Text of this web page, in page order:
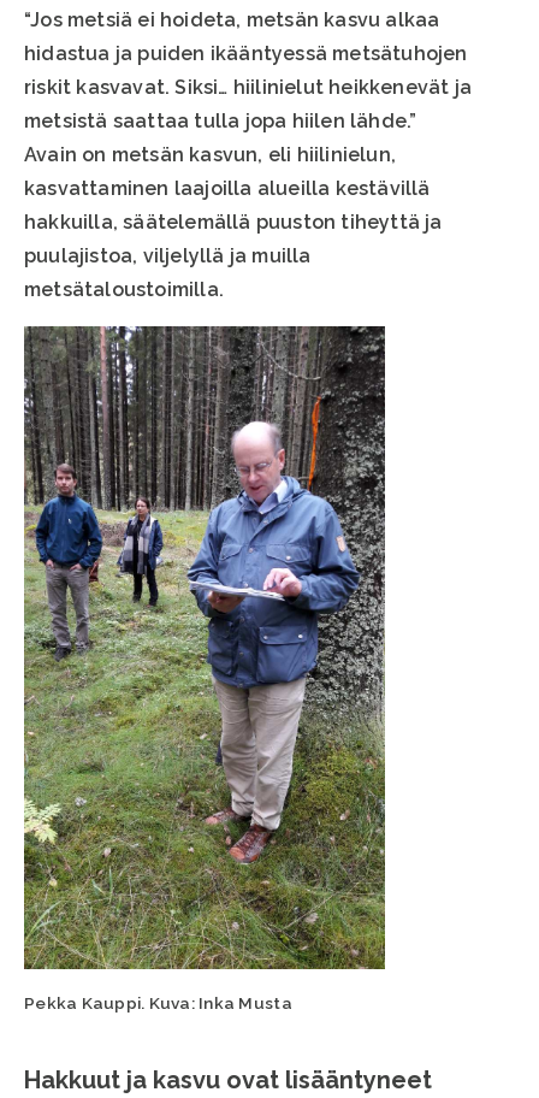
“Jos metsiä ei hoideta, metsän kasvu alkaa
hidastua ja puiden ikääntyessä metsätuhojen
riskit kasvavat. Siksi… hiilinielut heikkenevät ja
metsistä saattaa tulla jopa hiilen lähde.”
Avain on metsän kasvun, eli hiilinielun,
kasvattaminen laajoilla alueilla kestävillä
hakkuilla, säätelemällä puuston tiheyttä ja
puulajistoa, viljelyllä ja muilla
metsätaloustoimilla.
Pekka Kauppi. Kuva: Inka Musta
Hakkuut ja kasvu ovat lisääntyneet